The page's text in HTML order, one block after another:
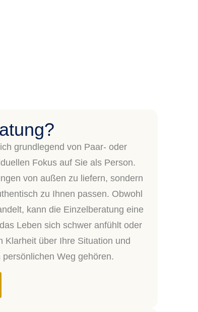
grundlegend von Paar- oder
Fokus auf Sie als Person.
von außen zu liefern, sondern
zu Ihnen passen. Obwohl
kann die Einzelberatung eine
Leben sich schwer anfühlt oder
Klarheit über Ihre Situation und
Weg gehören.